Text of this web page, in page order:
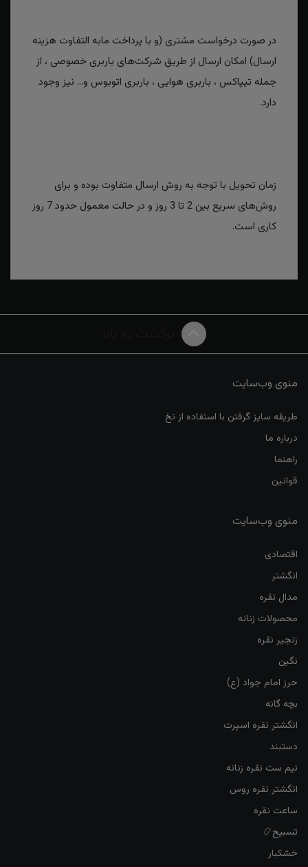
در صورت درخواست مشتری (و با پرداخت مابه التفاوت هزینه
ارسال) امکان ارسال از طریق شرکت‌های باربری خصوصی ، از
جمله تیپاکس ، باربری هوایی ، باربری اتوبوس و... نیز وجود
دارد.
زمان تحویل با توجه به روش ارسال متفاوت بوده و برای
روش‌های سریع بین 2 تا 3 روز و در حالت معمول حدود 7 روز
کاری است.
منوی وب‌سایت
طریقه سایز گرفتن با استفاده از نخ
درباره ما
راهنما
قوانین
منوی وب‌سایت
اقتصادی
انگشتر
مدال نقره
محصولات زنانه
زنجیر نقره
نگین
حرز امام جواد (ع)
بچه گانه
انگشتر نقره اسپرت
دستبند
نیم ست نقره زنانه
انگشتر نقره روس
ساعت نقره
تسبیح📿
خشکبار